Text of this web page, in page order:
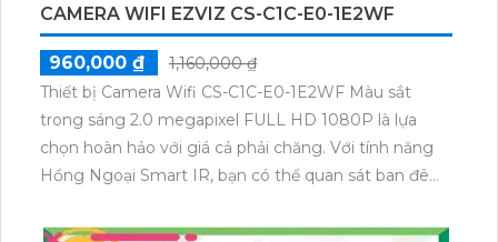
CAMERA WIFI EZVIZ CS-C1C-E0-1E2WF
960,000 ₫
1,160,000 ₫
Thiết bị Camera Wifi CS-C1C-E0-1E2WF Màu sắt
trong sáng 2.0 megapixel FULL HD 1080P là lựa
chọn hoàn hảo với giá cả phải chăng. Với tính năng
Hồng Ngoại Smart IR, bạn có thể quan sát ban đêm
thiết kế theo chuẩn chống bụi tinh tế và có thân